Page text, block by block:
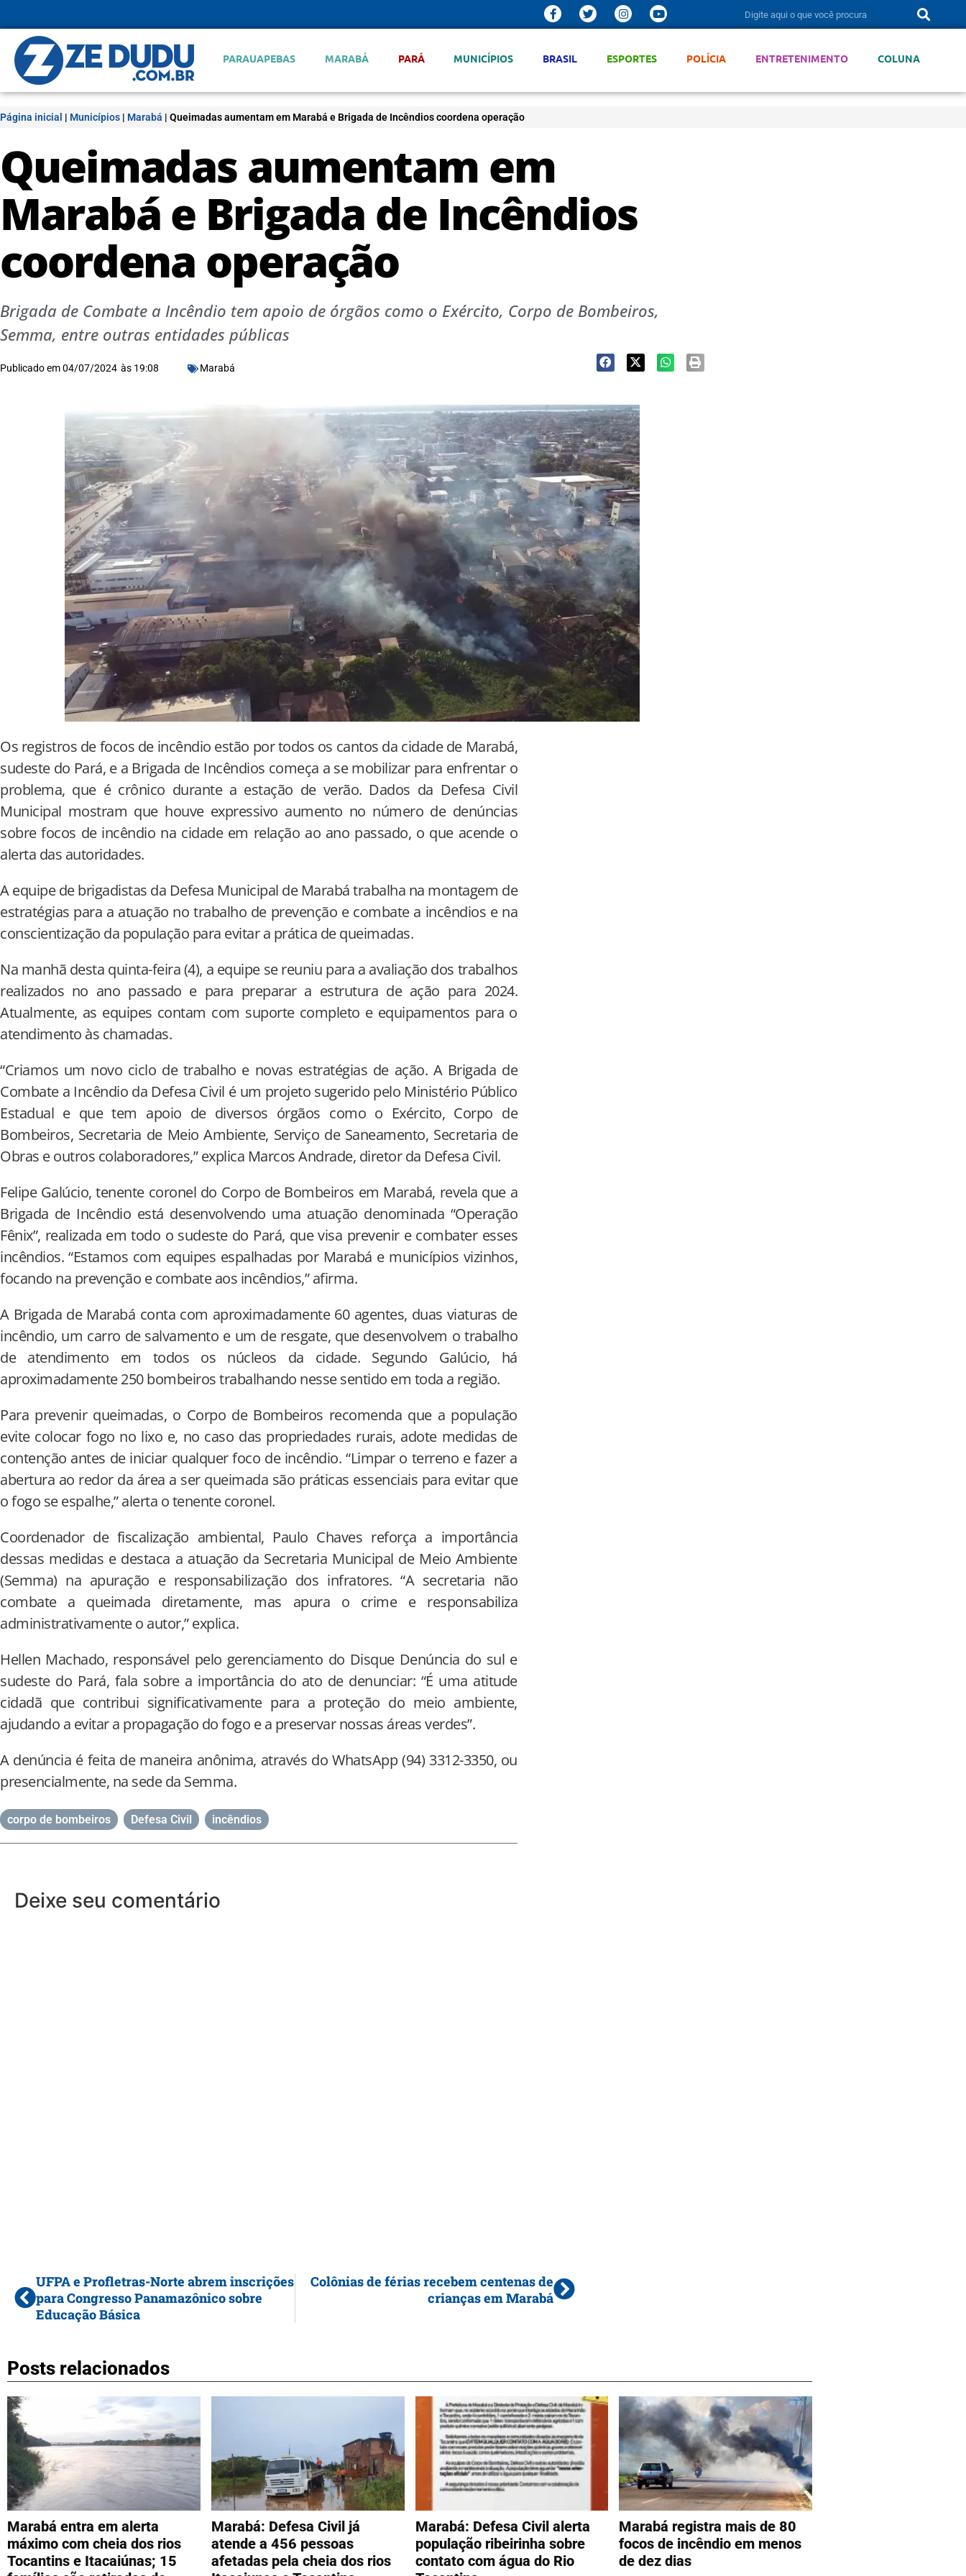
PARAUAPEBAS MARABÁ PARÁ MUNICÍPIOS BRASIL ESPORTES POLÍCIA ENTRETENIMENTO COLUNA
Página inicial | Municípios | Marabá | Queimadas aumentam em Marabá e Brigada de Incêndios coordena operação
Queimadas aumentam em
Marabá e Brigada de Incêndios
coordena operação
Brigada de Combate a Incêndio tem apoio de órgãos como o Exército, Corpo de Bombeiros,
Semma, entre outras entidades públicas
Publicado em04/07/2024 às 19:08 Marabá
Os registros de focos de incêndio estão por todos os cantos da cidade de Marabá,
sudeste do Pará, e a Brigada de Incêndios começa a se mobilizar para enfrentar o
problema, que é crônico durante a estação de verão. Dados da Defesa Civil
Municipal mostram que houve expressivo aumento no número de denúncias
sobre focos de incêndio na cidade em relação ao ano passado, o que acende o
alerta das autoridades.
A equipe de brigadistas da Defesa Municipal de Marabá trabalha na montagem de
estratégias para a atuação no trabalho de prevenção e combate a incêndios e na
conscientização da população para evitar a prática de queimadas.
Na manhã desta quinta-feira (4), a equipe se reuniu para a avaliação dos trabalhos
realizados no ano passado e para preparar a estrutura de ação para 2024.
Atualmente, as equipes contam com suporte completo e equipamentos para o
atendimento às chamadas.
“Criamos um novo ciclo de trabalho e novas estratégias de ação. A Brigada de
Combate a Incêndio da Defesa Civil é um projeto sugerido pelo Ministério Público
Estadual e que tem apoio de diversos órgãos como o Exército, Corpo de
Bombeiros, Secretaria de Meio Ambiente, Serviço de Saneamento, Secretaria de
Obras e outros colaboradores,” explica Marcos Andrade, diretor da Defesa Civil.
Felipe Galúcio, tenente coronel do Corpo de Bombeiros em Marabá, revela que a
Brigada de Incêndio está desenvolvendo uma atuação denominada “Operação
Fênix”, realizada em todo o sudeste do Pará, que visa prevenir e combater esses
incêndios. “Estamos com equipes espalhadas por Marabá e municípios vizinhos,
focando na prevenção e combate aos incêndios,” afirma.
A Brigada de Marabá conta com aproximadamente 60 agentes, duas viaturas de
incêndio, um carro de salvamento e um de resgate, que desenvolvem o trabalho
de atendimento em todos os núcleos da cidade. Segundo Galúcio, há
aproximadamente 250 bombeiros trabalhando nesse sentido em toda a região.
Para prevenir queimadas, o Corpo de Bombeiros recomenda que a população
evite colocar fogo no lixo e, no caso das propriedades rurais, adote medidas de
contenção antes de iniciar qualquer foco de incêndio. “Limpar o terreno e fazer a
abertura ao redor da área a ser queimada são práticas essenciais para evitar que
o fogo se espalhe,” alerta o tenente coronel.
Coordenador de fiscalização ambiental, Paulo Chaves reforça a importância
dessas medidas e destaca a atuação da Secretaria Municipal de Meio Ambiente
(Semma) na apuração e responsabilização dos infratores. “A secretaria não
combate a queimada diretamente, mas apura o crime e responsabiliza
administrativamente o autor,” explica.
Hellen Machado, responsável pelo gerenciamento do Disque Denúncia do sul e
sudeste do Pará, fala sobre a importância do ato de denunciar: “É uma atitude
cidadã que contribui significativamente para a proteção do meio ambiente,
ajudando a evitar a propagação do fogo e a preservar nossas áreas verdes”.
A denúncia é feita de maneira anônima, através do WhatsApp (94) 3312-3350, ou
presencialmente, na sede da Semma.
corpo de bombeiros Defesa Civil incêndios
Deixe seu comentário
UFPA e Profletras-Norte abrem inscrições
para Congresso Panamazônico sobre
Educação Básica
Colônias de férias recebem centenas de
crianças em Marabá
Posts relacionados
Marabá entra em alerta
máximo com cheia dos rios
Tocantins e Itacaiúnas; 15
Marabá: Defesa Civil já
atende a 456 pessoas
afetadas pela cheia dos rios
Marabá: Defesa Civil alerta
população ribeirinha sobre
contato com água do Rio
Marabá registra mais de 80
focos de incêndio em menos
de dez dias